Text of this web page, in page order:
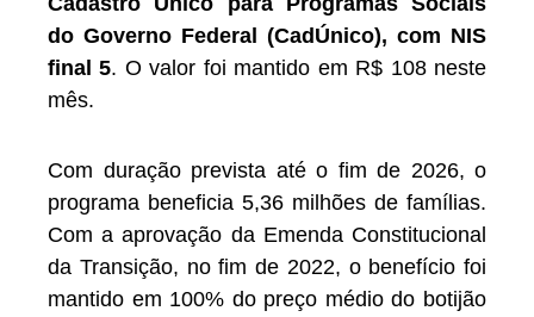
do Governo Federal (CadÚnico), com NIS
final 5. O valor foi mantido em R$ 108 neste
mês.
Com duração prevista até o fim de 2026, o
programa beneficia 5,36 milhões de famílias.
Com a aprovação da Emenda Constitucional
da Transição, no fim de 2022, o benefício foi
mantido em 100% do preço médio do botijão